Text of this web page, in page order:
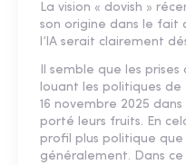
La vision « dovish »
son origine dans le fait
l’IA serait clairement
Il semble que les
louant les politiques
16 novembre 2025
porté leurs fruits. En
profil plus politique que
généralement. Dans